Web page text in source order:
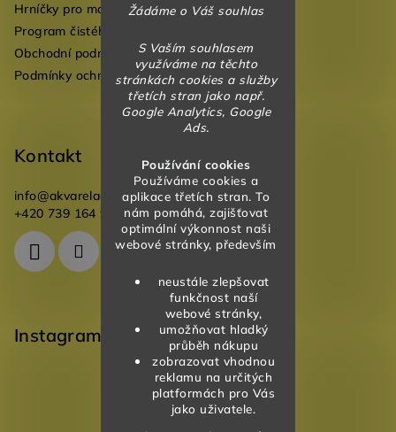
Žádáme o Váš souhlas
S Vaším souhlasem
využíváme na těchto
stránkách cookies a služby
třetích stran jako např.
Google Analytics, Google
Ads.
Používání cookies
Používáme cookies a
aplikace třetích stran. To
nám pomáhá, zajišťovat
optimální výkonnost naši
webové stránky, především
neustále zlepšovat
funkčnost naší
webové stránky,
umožňovat hladký
průběh nákupu
zobrazovat vhodnou
reklamu na určitých
platformách pro Vás
jako uživatele.
Hrníčky pro mateřské školky
Program čistého vzduchu pro mateřské školy
Obchodní podmínky
Podmínky ochrany osobních údajů
Kontakt
info@akvareladesign.cz
+420 739 164 946
Instagram